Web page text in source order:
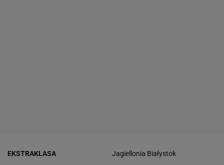
EKSTRAKLASA Jagiellonia Białystok